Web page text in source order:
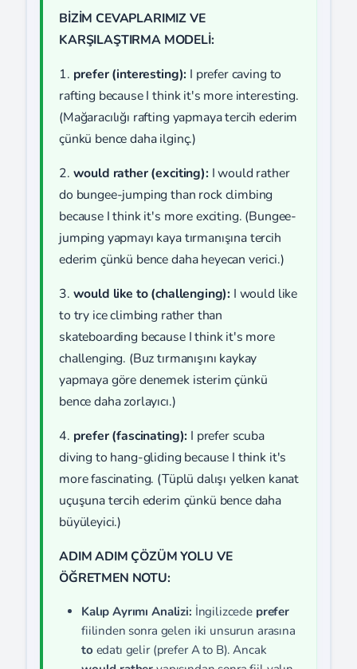
BİZİM CEVAPLARIMIZ VE
KARŞILAŞTIRMA MODELİ:
1. prefer (interesting): I prefer caving to
rafting because I think it's more interesting.
(Mağaracılığı rafting yapmaya tercih ederim
çünkü bence daha ilginç.)
2. would rather (exciting): I would rather
do bungee-jumping than rock climbing
because I think it's more exciting. (Bungee-
jumping yapmayı kaya tırmanışına tercih
ederim çünkü bence daha heyecan verici.)
3. would like to (challenging): I would like
to try ice climbing rather than
skateboarding because I think it's more
challenging. (Buz tırmanışını kaykay
yapmaya göre denemek isterim çünkü
bence daha zorlayıcı.)
4. prefer (fascinating): I prefer scuba
diving to hang-gliding because I think it's
more fascinating. (Tüplü dalışı yelken kanat
uçuşuna tercih ederim çünkü bence daha
büyüleyici.)
ADIM ADIM ÇÖZÜM YOLU VE
ÖĞRETMEN NOTU:
Kalıp Ayrımı Analizi: İngilizcede prefer
fiilinden sonra gelen iki unsurun arasına
toedatı gelir (prefer A to B). Ancak